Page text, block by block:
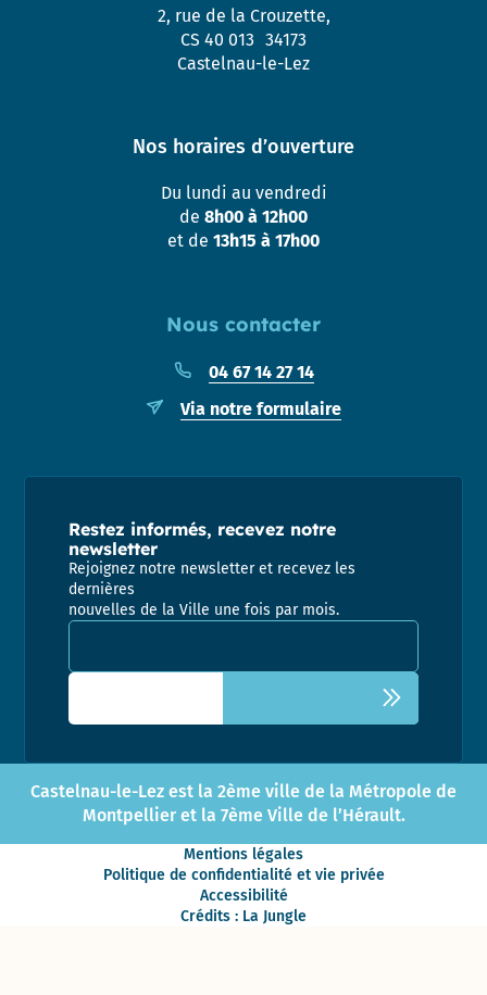
Nous contacter
04 67 14 27 14
Via notre formulaire
2, rue de la Crouzette,
CS 40 013 34173
Castelnau-le-Lez
Nos horaires d’ouverture
Du lundi au vendredi
de 8h00 à 12h00
et de 13h15 à 17h00
Restez informés, recevez notre
newsletter
Rejoignez notre newsletter et recevez les
dernières
nouvelles de la Ville une fois par mois.
Adresse email pour la newsletter
Castelnau-le-Lez est la 2ème ville de la Métropole de
Montpellier et la 7ème Ville de l’Hérault.
Mentions légales
Politique de confidentialité et vie privée
Accessibilité
Crédits : La Jungle